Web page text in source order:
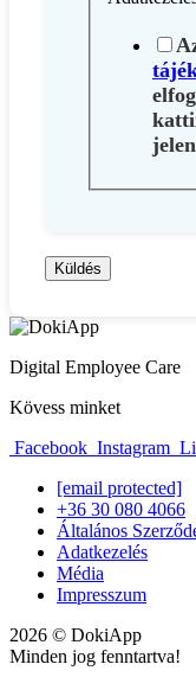
Küldés
Digital Employee Care
Kövess minket
Facebook Instagram
[email protected]
+36 30 080 4066
Általános
Adatkezelés
Média
Impresszum
2026 © DokiApp
Minden jog fenntartva!